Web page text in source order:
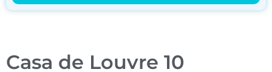
Casa de Louvre 10